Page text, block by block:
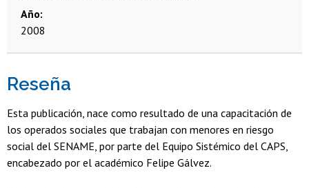
Año
2008
Reseña
Esta publicación, nace como resultado de una capacitación de
los operados sociales que trabajan con menores en riesgo
social del SENAME, por parte del Equipo Sistémico del CAPS,
encabezado por el académico Felipe Gálvez.